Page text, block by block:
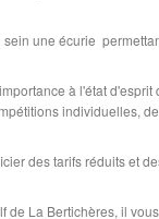
une écurie
à l'état
individuelles,
des tarifs réduits et
de La Bertichères, il